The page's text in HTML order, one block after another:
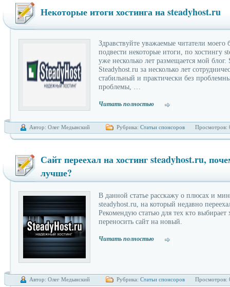
блога
Некоторые итоги хостинга на steadyhost.ru
Здравствуйте уважаемые читатели моего
подвести некоторые итоги, по хостингу
уже несколько лет размещается мой блог.
Steadyhost.ru за несколько лет
стабильный и практически без
проблемы, …
Читать полностью
Автор: Олег Медынский Рубрика: Статьи спонсоров Просмотров:
Сайт переехал на хостинг steadyhost.ru,
лучше?
В данной статье расскажу о плюсах и
steadyhost.ru, на который недавно
Рекомендую статью для тех кто выбирает
переносить сайт на новый.
Читать полностью
Автор: Олег Медынский Рубрика: Статьи спонсоров Просмотров: